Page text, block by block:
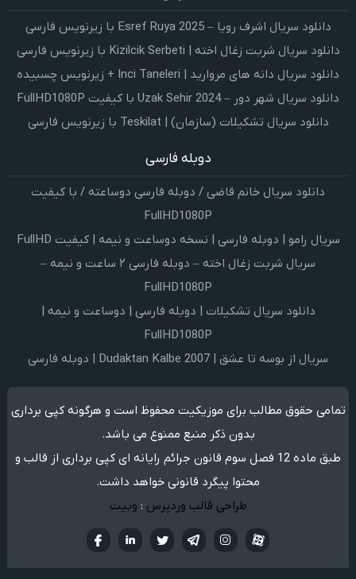
دانلود سریال اشرف رویا – Esref Ruya 2025 با زیرنویس فارسی
دانلود سریال شربت زغال اخته | Kizilcik Serbeti با زیرنویس فارسی
دانلود سریال دانه های مروارید | Inci Taneleri + زیرنویس چسبیده
دانلود سریال شهر دور – Uzak Sehir 2024 با کیفیت FullHD1080P
دانلود سریال تشکیلات (سازمان) | Teskilat با زیرنویس فارسی
دوبله فارسی
دانلود سریال خانم قاضی / دوبله فارسی دوساعته / با کیفیت
FullHD1080P
سریال رامو | دوبله فارسی | نسخه دوساعت و نیمه | کیفیت FullHD
سریال شربت زغال اخته – دوبله فارسی ۲ ساعت و نیمه –
FullHD1080P
دانلود سریال تشکیلات | دوبله فارسی | دوساعت و نیمه |
FullHD1080P
سریال از بوسه تا عشق | Dudaktan Kalbe 2007 | دوبله فارسی
تمامی حقوق مطالب برای موزیکیت محفوظ است و هرگونه کپی برداری
بدون ذکر منبع ممنوع می باشد.
طبق ماده 12 فصل سوم قانون جرائم رایانه ای کپی برداری از قالب و
محتوا پیگرد قانونی خواهد داشت.
طراحی قالب وردپرس : وبیت
تويتر تلگرام
اینستاگرام آپارات